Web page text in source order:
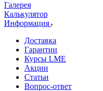
Галерея
Калькулятор
Информация
Доставка
Гарантии
Курсы LME
Акции
Статьи
Вопрос-ответ